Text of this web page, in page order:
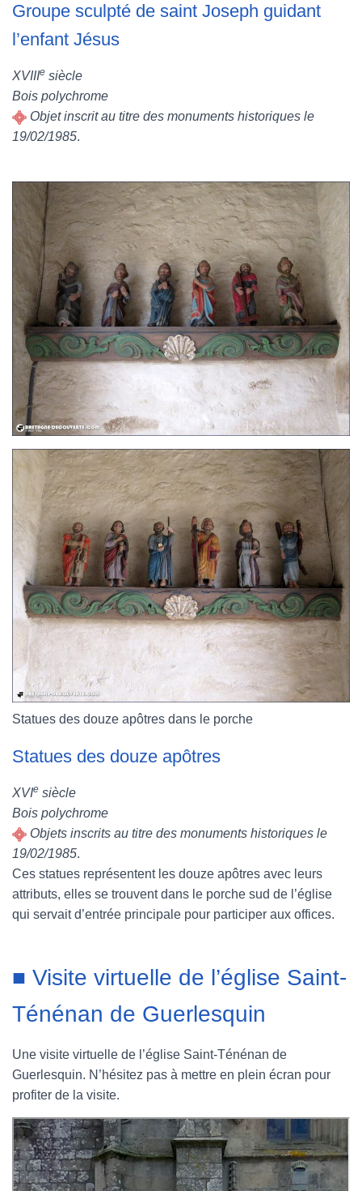
Groupe sculpté de saint Joseph guidant
l’enfant Jésus
XVIIIe siècle
Bois polychrome
Objet inscrit au titre des monuments historiques le
19/02/1985.
Statues des douze apôtres dans le porche
Statues des douze apôtres
XVIe siècle
Bois polychrome
Objets inscrits au titre des monuments historiques le
19/02/1985.
Ces statues représentent les douze apôtres avec leurs
attributs, elles se trouvent dans le porche sud de l’église
qui servait d’entrée principale pour participer aux offices.
■ Visite virtuelle de l’église Saint-
Ténénan de Guerlesquin
Une visite virtuelle de l’église Saint-Ténénan de
Guerlesquin. N’hésitez pas à mettre en plein écran pour
profiter de la visite.